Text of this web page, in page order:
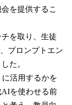
を提供するこ
を取り、生徒
プロンプトエン
た。
活用するかを
を使わせる前